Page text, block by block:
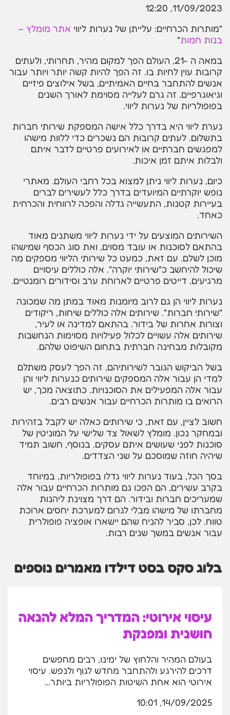
11/09/2023, 12:20
"מותרות הכרחיים: עלייתן של נערות ליווי אתר מומלץ –
בנות חמות"
במאה ה -21, העולם הפך למקום מהיר, תחרותי, ולעתים
קרובות עוין לחיות בו. זה הפך להיות קשה יותר ויותר עבור
אנשים להתחבר בחיים האמיתיים, בשל אילוצים פיזיים
וגיאוגרפיים. זה גרם לעלייה מסוימת לאורך השנים
בפופולריות של נערות ליווי.
נערת ליווי היא בדרך כלל אישה המספקת שירותי חברות
בתשלום. לעתים קרובות הם נשכרים כדי ללוות מישהו
למפגשים חברתיים או לאירועים פרטיים לדבר איתם
ולבלות איתם זמן איכות.
כיום, נערות ליווי ניתן למצוא בכל רחבי העולם. מאתרי
נופש יוקרתיים המיועדים בדרך כלל לעשירים לברים
בעיירות קטנות, התעשייה גדלה והפכה לרווחית והכרחית
כאחד.
השירותים המוצעים על ידי נערות ליווי משתנים מאוד
בהתאם לסוכנות או עובד מסוים, ואת סוג הכסף שמישהו
מוכן לשלם. עם זאת, כמעט כל שירותי הליווי מספקים מה
שיכול להיחשב כ"שירותי יוקרה". אלה כוללים עיסויים
מרגיעים, דייטים פרטיים לארוחת ערב וסידורים רומנטיים.
נערות ליווי הן גם לרוב מיומנות מאוד במתן מה שמכונה
"שירותי חברות". שירותים אלה כוללים שיחות, ריקודים
וצורות אחרות של בידור. בהתאם למדינה או לעיר,
שירותים אלה עשויים לכלול פעילויות מסוימות הנחשבות
מקובלות מבחינה חברתית בתחום השיפוט שלהם.
בשל הביקוש הגובר לשירותיהם, זה הפך לעסק משתלם
למדי הן עבור אלה המספקים שירותים כנערות ליווי והן
עבור אלה המפעילים את הסוכנויות. כתוצאה מכך, יש
הרואים בו מותרות הכרחיים עבור אנשים רבים.
חשוב לציין, עם זאת, כי שירותים כאלה יש לקבל בזהירות
ובמחקר נכון. מומלץ לשאול צד שלישי על המוניטין של
סוכנות לפני שעושים איתם עסקים. בנוסף, חשוב תמיד
שיהיה חוזה שמוסכם על שני הצדדים.
בסך הכל, בעוד נערות ליווי גדלו בפופולריות, במיוחד
בקרב עשירים, הם הפכו גם מותרות הכרחיים עבור אלה
שמעריכים חברות ובידור. הם דרך מצוינת ליהנות
מחברתו של מישהו מבלי לגרום למערכת יחסים ארוכת
טווח. לכן, סביר להניח שהם יישארו אופציה פופולרית
עבור אנשים במשך שנים רבות.
בלוג סקס בסט דילדו מאמרים נוספים
עיסוי אירוטי: המדריך המלא להנאה
חושנית ומפנקת
בעולם המהיר והלחוץ של ימינו, רבים מחפשים
דרכים להירגע ולהתחבר מחדש לגוף ולנפש. עיסוי
אירוטי הוא אחת השיטות הפופולריות ביותר…
14/09/2025, 10:01